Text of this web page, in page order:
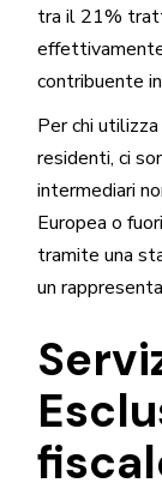
tra il 21%
contribuente
Per chi
residenti, ci
intermediari
Europea o
tramite una
un